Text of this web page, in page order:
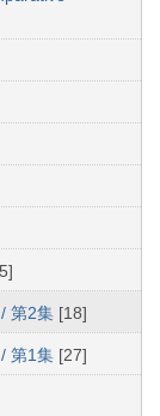
第2集 [18]
第1集 [27]